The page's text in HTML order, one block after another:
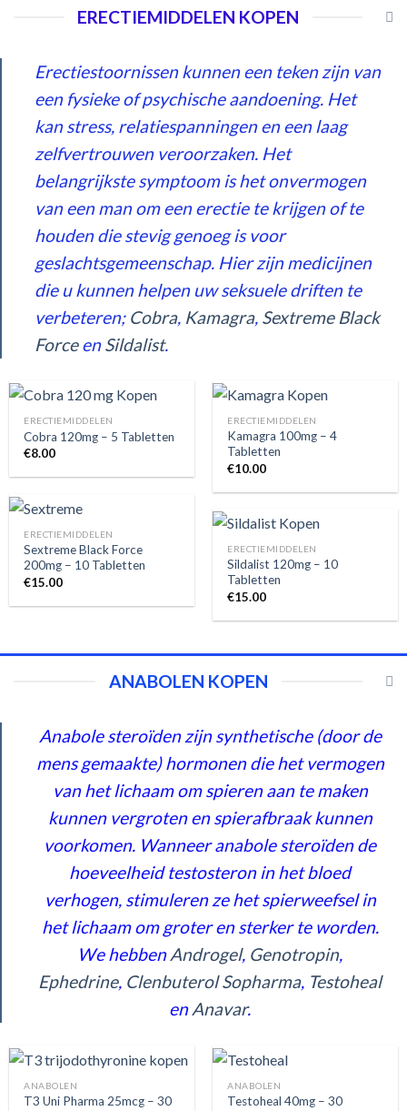
ERECTIEMIDDELEN KOPEN
Erectiestoornissen kunnen een teken zijn van
een fysieke of psychische aandoening. Het
kan stress, relatiespanningen en een laag
zelfvertrouwen veroorzaken. Het
belangrijkste symptoom is het onvermogen
van een man om een ​​erectie te krijgen of te
houden die stevig genoeg is voor
geslachtsgemeenschap. Hier zijn medicijnen
die u kunnen helpen uw seksuele driften te
verbeteren; Cobra, Kamagra, Sextreme Black
ForceenSildalist.
ERECTIEMIDDELEN
Cobra 120mg – 5 Tabletten
€8.00
ERECTIEMIDDELEN
Kamagra 100mg – 4
Tabletten
€10.00
ERECTIEMIDDELEN
Sextreme Black Force
200mg – 10 Tabletten
€15.00
ERECTIEMIDDELEN
Sildalist 120mg – 10
Tabletten
€15.00
ANABOLEN KOPEN
Anabole steroïden zijn synthetische (door de
mens gemaakte) hormonen die het vermogen
van het lichaam om spieren aan te maken
kunnen vergroten en spierafbraak kunnen
voorkomen. Wanneer anabole steroïden de
hoeveelheid testosteron in het bloed
verhogen, stimuleren ze het spierweefsel in
het lichaam om groter en sterker te worden.
We hebbenAndrogel, Genotropin,
Ephedrine, Clenbuterol Sopharma, Testoheal
enAnavar.
ANABOLEN
T3 Uni Pharma 25mcg – 30
ANABOLEN
Testoheal 40mg – 30